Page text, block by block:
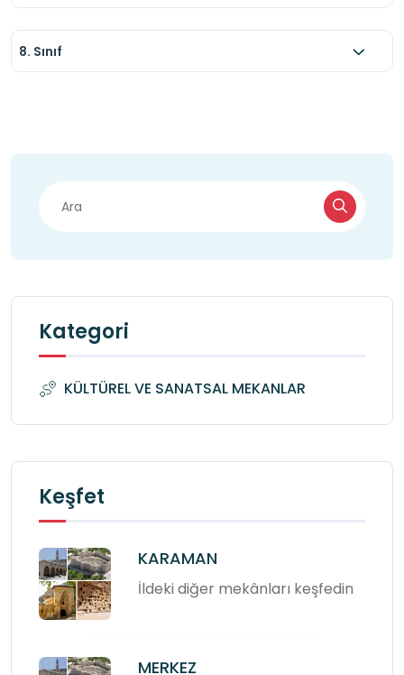
8. Sınıf
Kategori
KÜLTÜREL VE SANATSAL MEKANLAR
Keşfet
KARAMAN
İldeki diğer mekânları keşfedin
MERKEZ